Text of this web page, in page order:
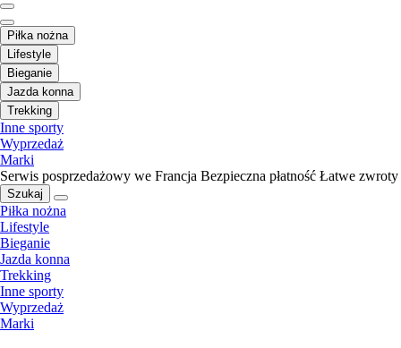
Piłka nożna
Lifestyle
Bieganie
Jazda konna
Trekking
Inne sporty
Wyprzedaż
Marki
Serwis posprzedażowy we Francja Bezpieczna płatność Łatwe zwroty
Szukaj
Piłka nożna
Lifestyle
Bieganie
Jazda konna
Trekking
Inne sporty
Wyprzedaż
Marki